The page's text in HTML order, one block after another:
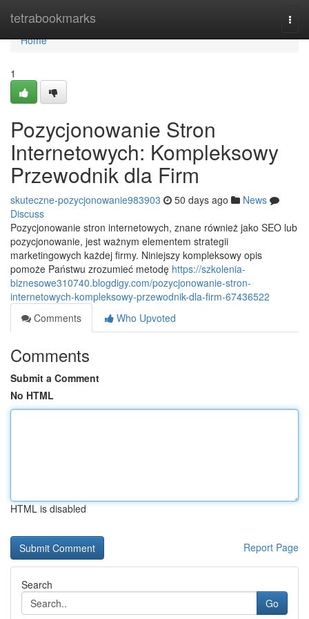
tetrabookmarks
Home
Home
1
Pozycjonowanie Stron
Internetowych: Kompleksowy
Przewodnik dla Firm
skuteczne-pozycjonowanie983903 50 days ago
News
Discuss
Pozycjonowanie stron internetowych, znane również jako SEO lub
pozycjonowanie, jest ważnym elementem strategii
marketingowych każdej firmy. Niniejszy kompleksowy opis
pomoże Państwu zrozumieć metodę https://szkolenia-
biznesowe310740.blogdigy.com/pozycjonowanie-stron-
internetowych-kompleksowy-przewodnik-dla-firm-67436522
Comments
Who Upvoted
Comments
Submit a Comment
No HTML
HTML is disabled
Report Page
Search
Go